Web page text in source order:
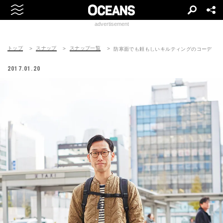
advertisement
トップ スナップ スナップ一覧 防寒面でも頼もしいキルティングのコーデ
2017.01.20